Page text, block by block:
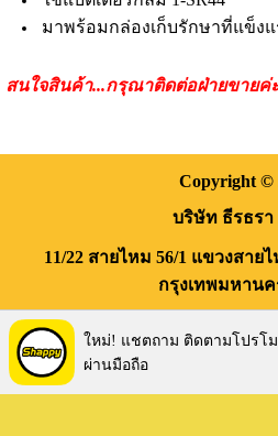
มาพร้อมกล่องเก็บรักษาที่แข็งแ
สนใจสินค้า...กรุณาติดต่อฝ่ายขายค่
Copyright ©
บริษัท ธีรธรา
11/22 สายไหม 56/1 แขวงสาย
กรุงเทพมหาน
Visitors: 170,210
ใหม่! แชตถาม ติดตามโปรโม
ผ่านมือถือ